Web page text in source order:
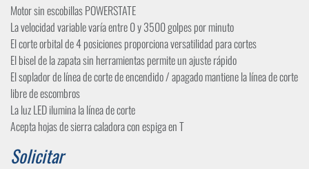
Motor sin escobillas POWERSTATE
La velocidad variable varía entre 0 y 3500 golpes por minuto
El corte orbital de 4 posiciones proporciona versatilidad para cortes
El bisel de la zapata sin herramientas permite un ajuste rápido
El soplador de línea de corte de encendido / apagado mantiene la línea de corte
libre de escombros
La luz LED ilumina la línea de corte
Acepta hojas de sierra caladora con espiga en T
Solicitar